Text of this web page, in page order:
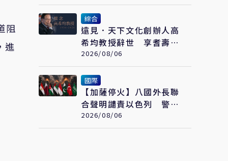
阻
進
綜合
遠見．天下文化創辦人高
希均教授辭世 享耆壽90
歲
2026/08/06
國際
【加薩停火】八國外長聯
合聲明譴責以色列 警告
加薩政治進程恐全面脫軌
2026/08/06